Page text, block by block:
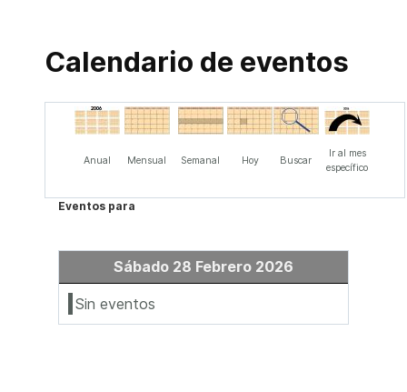
Calendario de eventos
Anual Mensual Semanal Hoy Buscar
Ir al mes
específico
Eventos para
Sábado 28 Febrero 2026
Sin eventos